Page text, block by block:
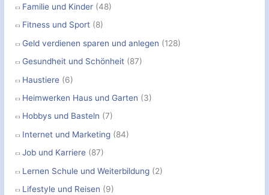
Familie und Kinder (48)
Fitness und Sport (8)
Geld verdienen sparen und anlegen (128)
Gesundheit und Schönheit (87)
Haustiere (6)
Heimwerken Haus und Garten (3)
Hobbys und Basteln (7)
Internet und Marketing (84)
Job und Karriere (87)
Lernen Schule und Weiterbildung (2)
Lifestyle und Reisen (9)